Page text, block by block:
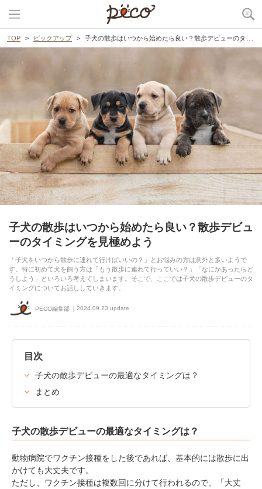
TOP ピックアップ 子犬の散歩はいつから始めたら良い？散歩デビューのタイミングを見極めよう
子犬の散歩はいつから始めたら良い？散歩デビュ
ーのタイミングを見極めよう
「子犬をいつから散歩に連れて行けばいいの？」とお悩みの方は意外と多いようで
す。特に初めて犬を飼う方は「もう散歩に連れて行っていい？」「なにかあったらど
うしよう」といろいろ考えてしまいます。そこで、ここでは子犬の散歩デビューのタ
イミングについてお話ししていきます。
PECO編集部 2024.09.23 update
目次
子犬の散歩デビューの最適なタイミングは？
まとめ
子犬の散歩デビューの最適なタイミングは？
動物病院でワクチン接種をした後であれば、基本的には散歩に出
かけても大丈夫です。
ただし、ワクチン接種は複数回に分けて行われるので、「大丈